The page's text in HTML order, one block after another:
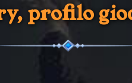
profilo